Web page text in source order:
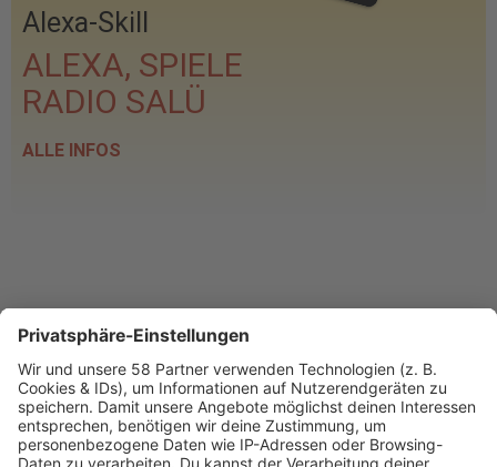
Alexa-Skill
ALEXA, SPIELE
RADIO SALÜ
ALLE INFOS
PROGRAMM
Webstream
Webcam